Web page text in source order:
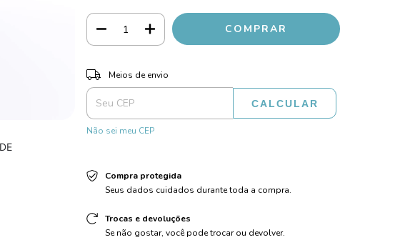
Entregas para o CEP:
Meios de envio
CALCULAR
Não sei meu CEP
Compra protegida
Seus dados cuidados durante toda a compra.
Trocas e devoluções
Se não gostar, você pode trocar ou devolver.